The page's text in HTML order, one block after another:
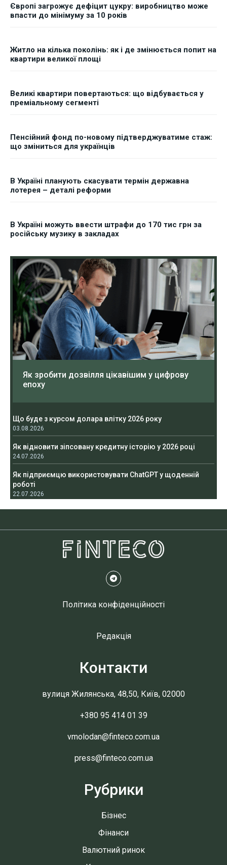
Європі загрожує дефіцит цукру: виробництво може
впасти до мінімуму за 10 років
Житло на кілька поколінь: як і де змінюється попит на
квартири великої площі
Великі квартири повертаються: що відбувається у
преміальному сегменті
Пенсійний фонд по-новому підтверджуватиме стаж:
що зміниться для українців
В Україні планують скасувати термін державна
лотерея – деталі реформи
В Україні можуть ввести штрафи до 170 тис грн за
російську музику в закладах
Як зробити дозвілля цікавішим у цифрову
епоху
Що буде з курсом долара влітку 2026 року
03.08.2026
Як відновити зіпсовану кредитну історію у 2026 році
24.07.2026
Як підприємцю використовувати ChatGPT у щоденній
роботі
22.07.2026
Політика конфіденційності
Редакція
Контакти
вулиця Жилянська, 48,50, Київ, 02000
+380 95 414 01 39
vmolodan@finteco.com.ua
press@finteco.com.ua
Рубрики
Бізнес
Фінанси
Валютний ринок